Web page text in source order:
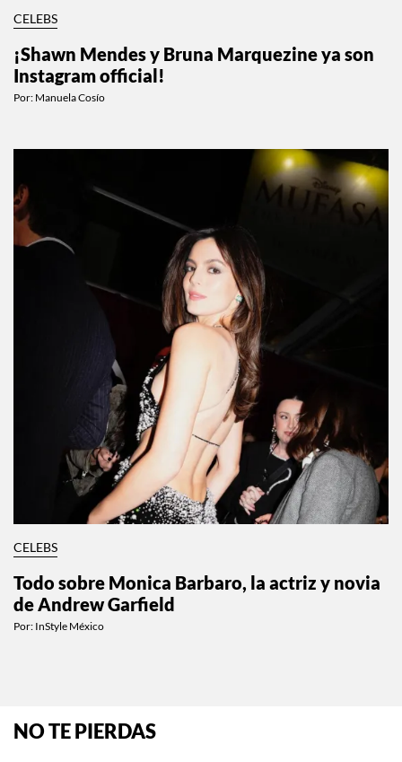
CELEBS
¡Shawn Mendes y Bruna Marquezine ya son
Instagram official!
Por: Manuela Cosío
CELEBS
Todo sobre Monica Barbaro, la actriz y novia
de Andrew Garfield
Por: InStyle México
NO TE PIERDAS